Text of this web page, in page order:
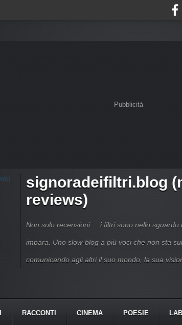
Pubblicità
signoradeifiltri.blog
reviews)
Non solo recensioni ... i filtri sono nello sguardo
impara. Uno slow-blog a più voci che non sta
comunicando agli altri il suo mondo, la sua
RACCONTI CINEMA POESIE